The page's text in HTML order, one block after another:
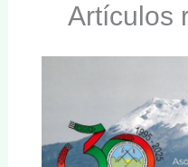
Artículos